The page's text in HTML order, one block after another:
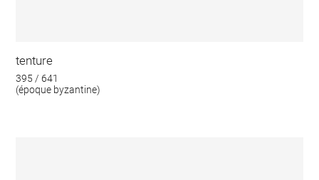
tenture
395 / 641
(époque byzantine)